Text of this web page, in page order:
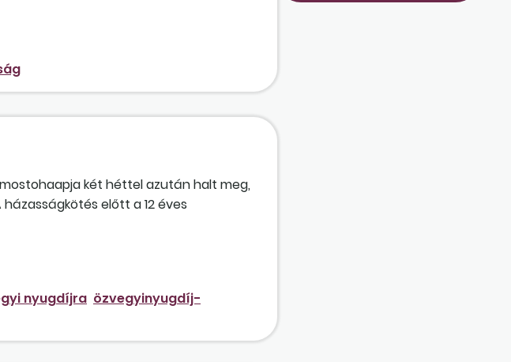
két héttel azután halt meg,
előtt a 12 éves
ha van egy elhunyttal közös
nyugdíjra özvegyinyugdíj-